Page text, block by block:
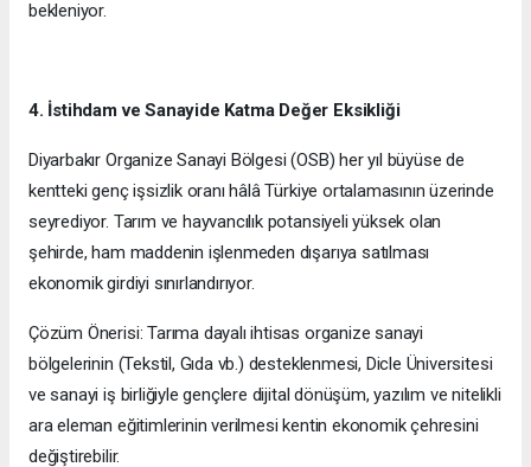
bekleniyor.
4. İstihdam ve Sanayide Katma Değer Eksikliği
Diyarbakır Organize Sanayi Bölgesi (OSB) her yıl büyüse de
kentteki genç işsizlik oranı hâlâ Türkiye ortalamasının üzerinde
seyrediyor. Tarım ve hayvancılık potansiyeli yüksek olan
şehirde, ham maddenin işlenmeden dışarıya satılması
ekonomik girdiyi sınırlandırıyor.
Çözüm Önerisi: Tarıma dayalı ihtisas organize sanayi
bölgelerinin (Tekstil, Gıda vb.) desteklenmesi, Dicle Üniversitesi
ve sanayi iş birliğiyle gençlere dijital dönüşüm, yazılım ve nitelikli
ara eleman eğitimlerinin verilmesi kentin ekonomik çehresini
değiştirebilir.